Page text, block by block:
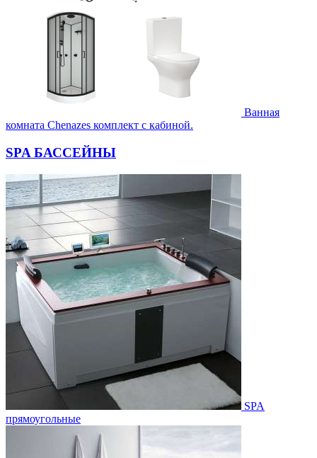
Ванная
комната Chenazes комплект с кабиной.
SPA БАССЕЙНЫ
SPA
прямоугольные